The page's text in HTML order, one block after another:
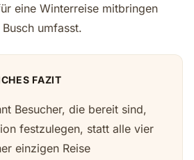
eine Winterreise mitbringen
umfasst.
FAZIT
Besucher, die bereit sind,
festzulegen, statt alle vier
einzigen Reise